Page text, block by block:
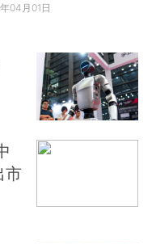
04月01日
市